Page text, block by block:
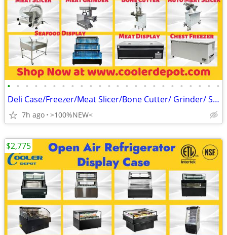
• • • • • • • • • • • • • • • • • • • • • • • •
Deli Case/Freezer/Meat Slicer/Bone Cutter/ Grinder/ Saw 🔥 BR
7h ago >100%NEW<
$2,775